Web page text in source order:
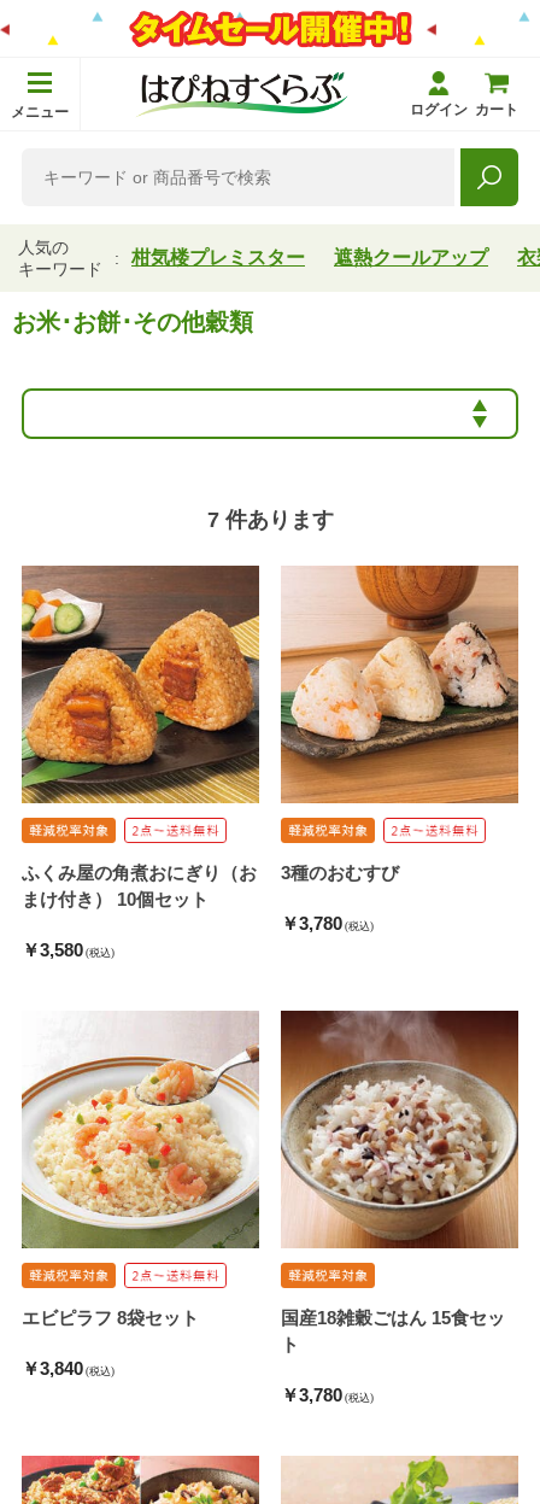
メニュー ログイン カート
人気の
キーワード
柑気楼プレミスター 遮熱クールアップ 衣
お米･お餅･その他穀類
7 件あります
ふくみ屋の角煮おにぎり（お
まけ付き） 10個セット
￥3,580 (税込)
3種のおむすび
￥3,780 (税込)
エビピラフ 8袋セット
￥3,840 (税込)
国産18雑穀ごはん 15食セッ
ト
￥3,780 (税込)